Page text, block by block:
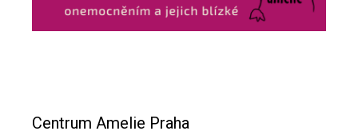
Centrum Amelie Praha